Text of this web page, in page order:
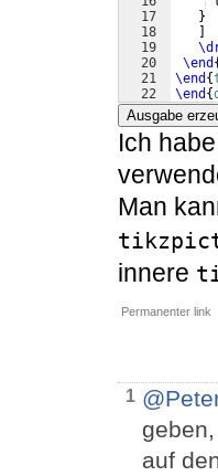
17
18
19
20
21
22
}
\end {
\end {
\end {
Ausgabe
Ich
Man
innere
Permanenter link
1
auf